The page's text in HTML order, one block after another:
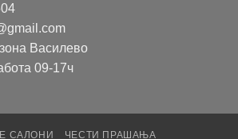
Василево
09-17ч
САЛОНИ ЧЕСТИ ПРАШАЊА